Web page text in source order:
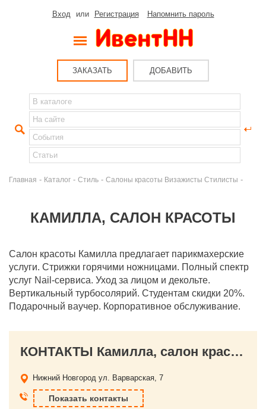
Вход или Регистрация Напомнить пароль
ЗАКАЗАТЬ ДОБАВИТЬ
Главная - Каталог - Стиль - Салоны красоты Визажисты Стилисты -
КАМИЛЛА, САЛОН КРАСОТЫ
Салон красоты Камилла предлагает парикмахерские
услуги. Стрижки горячими ножницами. Полный спектр
услуг Nail-сервиса. Уход за лицом и декольте.
Вертикальный турбосолярий. Студентам скидки 20%.
Подарочный ваучер. Корпоративное обслуживание.
КОНТАКТЫ Камилла, салон красоты
Нижний Новгород ул. Варварская, 7
Показать контакты